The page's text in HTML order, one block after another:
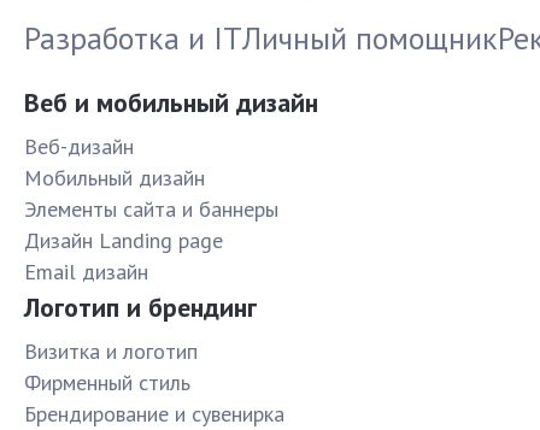
Разработка и ITЛичный помощник
Веб и мобильный дизайн
Веб-дизайн
Мобильный дизайн
Элементы сайта и баннеры
Дизайн Landing page
Email дизайн
Логотип и брендинг
Визитка и логотип
Фирменный стиль
Брендирование и сувенирка